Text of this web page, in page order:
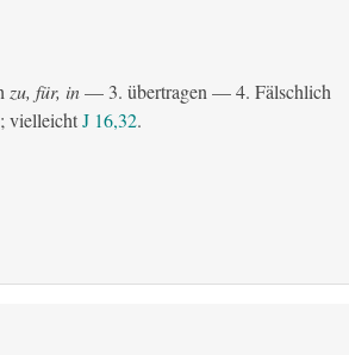
zu, für, in— 3. übertragen — 4. Fälschlich
; vielleichtJ 16,32.